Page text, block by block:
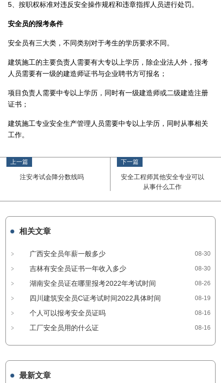
5、按职权标准对违反安全操作规程和违章指挥人员进行处罚。
安全员的报考条件
安全员有三大类，不同类别对于考生的学历要求不同。
建筑施工的主要负责人需要有大专以上学历，除企业法人外，报考
人员需要有一级的建造师证书与企业聘书方可报名；
项目负责人需要中专以上学历，同时有一级建造师或二级建造注册
证书；
建筑施工专业安全生产管理人员需要中专以上学历，同时从事相关
工作。
上一篇
注安考试会降分数线吗
下一篇
安全工程师其他安全专业可以
从事什么工作
相关文章
广西安全员年薪一般多少 08-30
吉林有安全员证书一年收入多少 08-30
湖南安全员证在哪里报考2022年考试时间 08-26
四川建筑安全员C证考试时间2022具体时间 08-19
个人可以报考安全员证吗 08-16
工厂安全员用的什么证 08-16
最新文章